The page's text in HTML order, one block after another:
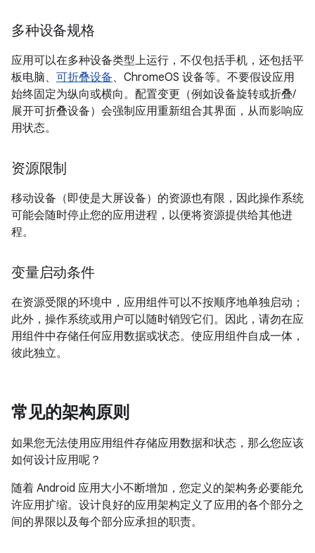
多种设备规格
应用可以在多种设备类型上运行，不仅包括手机，还包括平
板电脑、 可折叠设备、ChromeOS 设备等。不要假设应用
始终固定为纵向或横向。配置变更（例如设备旋转或折叠/
展开可折叠设备）会强制应用重新组合其界面，从而影响应
用状态。
资源限制
移动设备（即使是大屏设备）的资源也有限，因此操作系统
可能会随时停止您的应用进程，以便将资源提供给其他进
程。
变量启动条件
在资源受限的环境中，应用组件可以不按顺序地单独启动；
此外，操作系统或用户可以随时销毁它们。因此，请勿在应
用组件中存储任何应用数据或状态。使应用组件自成一体，
彼此独立。
常见的架构原则
如果您无法使用应用组件存储应用数据和状态，那么您应该
如何设计应用呢？
随着 Android 应用大小不断增加，您定义的架构务必要能允
许应用扩缩。设计良好的应用架构定义了应用的各个部分之
间的界限以及每个部分应承担的职责。